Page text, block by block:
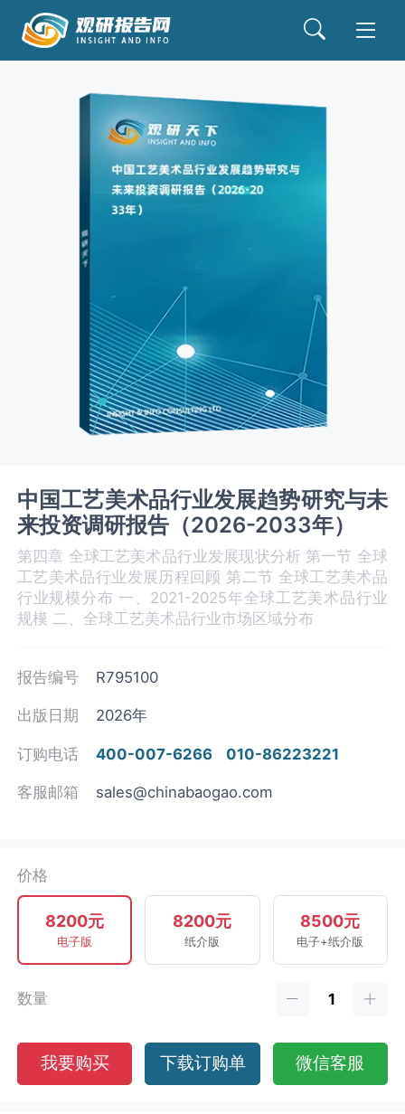
中国工艺美术品行业发展趋势研究与未
来投资调研报告（2026-2033年）
第四章 全球工艺美术品‌‌‌行业发展现状分析 第一节 全球
工艺美术品‌‌‌行业发展历程回顾 第二节 全球工艺美术品‌‌‌
行业规模分布 一、2021-2025年全球工艺美术品‌‌‌行业
规模 二、全球工艺美术品行业市场区域分布
报告编号 R795100
出版日期 2026年
订购电话 400-007-6266 010-86223221
客服邮箱 sales@chinabaogao.com
价格
8200元
电子版
8200元
纸介版
8500元
电子+纸介版
数量
我要购买 下载订购单 微信客服